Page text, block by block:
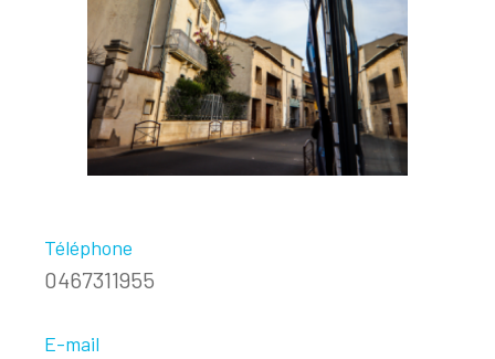
Téléphone
0467311955
E-mail